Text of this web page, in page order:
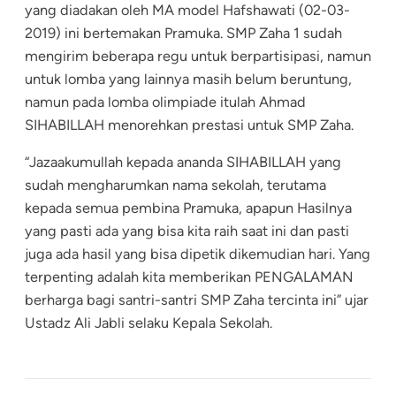
yang diadakan oleh MA model Hafshawati (02-03-
2019) ini bertemakan Pramuka. SMP Zaha 1 sudah
mengirim beberapa regu untuk berpartisipasi, namun
untuk lomba yang lainnya masih belum beruntung,
namun pada lomba olimpiade itulah Ahmad
SIHABILLAH menorehkan prestasi untuk SMP Zaha.
“Jazaakumullah kepada ananda SIHABILLAH yang
sudah mengharumkan nama sekolah, terutama
kepada semua pembina Pramuka, apapun Hasilnya
yang pasti ada yang bisa kita raih saat ini dan pasti
juga ada hasil yang bisa dipetik dikemudian hari. Yang
terpenting adalah kita memberikan PENGALAMAN
berharga bagi santri-santri SMP Zaha tercinta ini” ujar
Ustadz Ali Jabli selaku Kepala Sekolah.